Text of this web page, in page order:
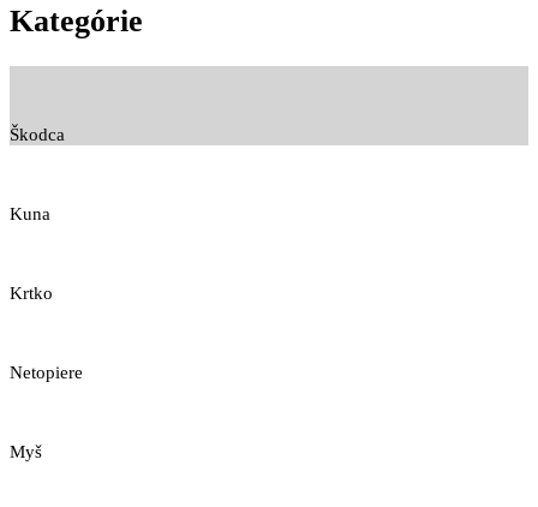
Kategórie
Škodca
Kuna
Krtko
Netopiere
Myš